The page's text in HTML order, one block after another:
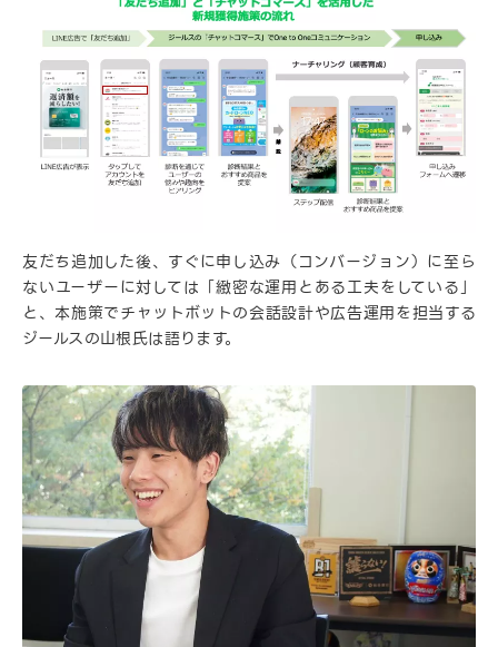
友だち追加した後、すぐに申し込み（コンバージョン）に至ら
ないユーザーに対しては「緻密な運用とある工夫をしている」
と、本施策でチャットボットの会話設計や広告運用を担当する
ジールスの山根氏は語ります。